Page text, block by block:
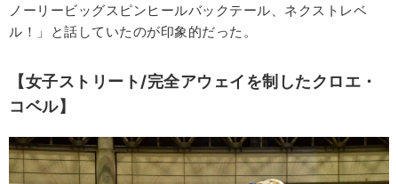
ノーリービッグスピンヒールバックテール、ネクストレベ
ル！」と話していたのが印象的だった。
【女子ストリート/完全アウェイを制したクロエ・
コベル】